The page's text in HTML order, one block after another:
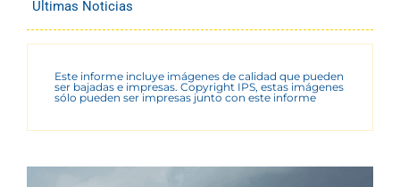
Últimas Noticias
Este informe incluye imágenes de calidad que pueden
ser bajadas e impresas. Copyright IPS, estas imágenes
sólo pueden ser impresas junto con este informe